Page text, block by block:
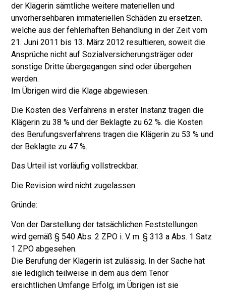
der Klägerin sämtliche weitere materiellen und
unvorhersehbaren immateriellen Schäden zu ersetzen.
welche aus der fehlerhaften Behandlung in der Zeit vom
21. Juni 2011 bis 13. März 2012 resultieren, soweit die
Ansprüche nicht auf Sozialversicherungsträger oder
sonstige Dritte übergegangen sind oder übergehen
werden.
Im Übrigen wird die Klage abgewiesen.
Die Kosten des Verfahrens in erster Instanz tragen die
Klägerin zu 38 % und der Beklagte zu 62 %. die Kosten
des Berufungsverfahrens tragen die Klägerin zu 53 % und
der Beklagte zu 47 %.
Das Urteil ist vorläufig vollstreckbar.
Die Revision wird nicht zugelassen.
Gründe:
Von der Darstellung der tatsächlichen Feststellungen
wird gemäß § 540 Abs. 2 ZPO i. V. m. § 313 a Abs. 1 Satz
1 ZPO abgesehen.
Die Berufung der Klägerin ist zulässig. In der Sache hat
sie lediglich teilweise in dem aus dem Tenor
ersichtlichen Umfange Erfolg; im Übrigen ist sie